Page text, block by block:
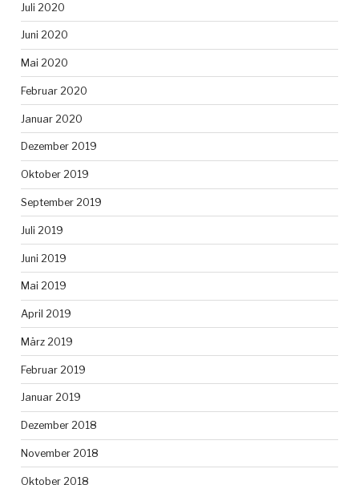
Juli 2020
Juni 2020
Mai 2020
Februar 2020
Januar 2020
Dezember 2019
Oktober 2019
September 2019
Juli 2019
Juni 2019
Mai 2019
April 2019
März 2019
Februar 2019
Januar 2019
Dezember 2018
November 2018
Oktober 2018